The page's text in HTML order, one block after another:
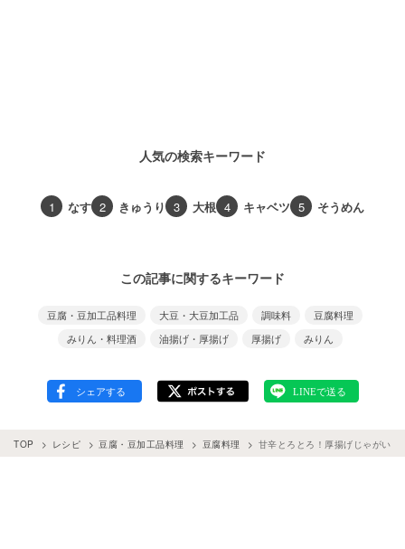
人気の検索キーワード
1 なす 2 きゅうり 3 大根 4 キャベツ 5 そうめん
この記事に関するキーワード
豆腐・豆加工品料理 大豆・大豆加工品 調味料
豆腐料理
みりん・料理酒
油揚げ・厚揚げ 厚揚げ みりん
TOP レシピ 豆腐・豆加工品料理 豆腐料理 甘辛とろとろ！厚揚げじゃがいも